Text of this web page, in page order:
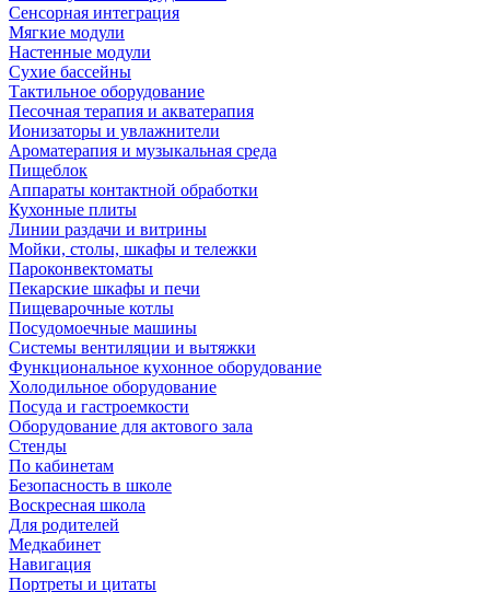
Сенсорная интеграция
Мягкие модули
Настенные модули
Сухие бассейны
Тактильное оборудование
Песочная терапия и акватерапия
Ионизаторы и увлажнители
Ароматерапия и музыкальная среда
Пищеблок
Аппараты контактной обработки
Кухонные плиты
Линии раздачи и витрины
Мойки, столы, шкафы и тележки
Пароконвектоматы
Пекарские шкафы и печи
Пищеварочные котлы
Посудомоечные машины
Системы вентиляции и вытяжки
Функциональное кухонное оборудование
Холодильное оборудование
Посуда и гастроемкости
Оборудование для актового зала
Стенды
По кабинетам
Безопасность в школе
Воскресная школа
Для родителей
Медкабинет
Навигация
Портреты и цитаты